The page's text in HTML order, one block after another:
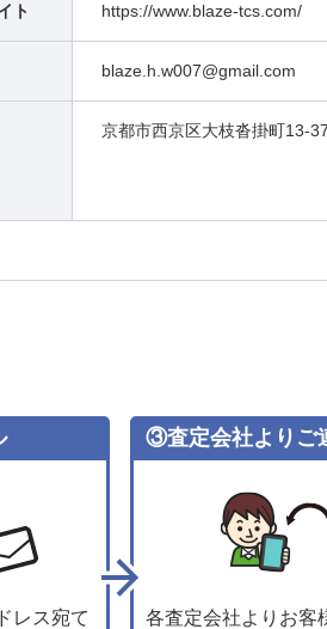
ト https://www.blaze-tcs.com/
blaze.h.w007@gmail.com
京都市西京区大枝沓掛町13-
レス宛て
③査定会社よりご
各査定会社よりお客